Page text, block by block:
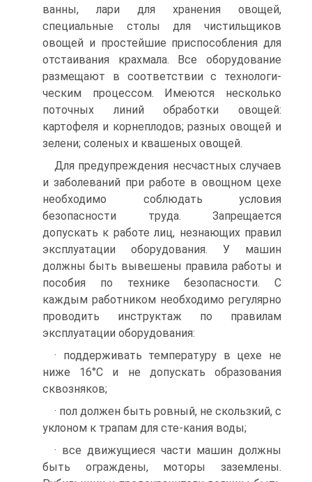
ванны, лари для хранения овощей,
специальные столы для чи­стильщиков
овощей и простейшие приспособления для
отстаивания крахмала. Все оборудование
размещают в соответствии с технологи­
ческим процессом. Имеются несколько
поточных линий обработки овощей:
картофеля и корнеплодов; разных овощей и
зелени; соленых и квашеных овощей.
Для предупреждения несчастных случаев
и заболеваний при работе в овощном цехе
необходимо соблюдать условия
безопасности труда. Зап­рещается
допускать к работе лиц, незнающих правил
эксплуатации обо­рудования. У машин
должны быть вывешены правила работы и
посо­бия по технике безопасности. С
каждым работником необходимо регу­лярно
проводить инструктаж по правилам
эксплуатации оборудования:
· поддерживать температуру в цехе не
ниже 16°С и не допускать обра­зования
сквозняков;
· пол должен быть ровный, не скользкий, с
уклоном к трапам для сте-кания воды;
· все движущиеся части машин должны
быть ограждены, моторы за­землены.